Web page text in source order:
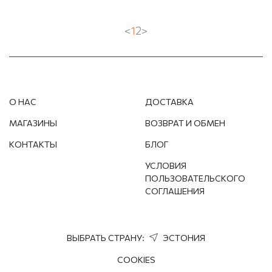
<12>
О НАС
МАГАЗИНЫ
КОНТАКТЫ
ДОСТАВКА
ВОЗВРАТ И ОБМЕН
БЛОГ
УСЛОВИЯ
ПОЛЬЗОВАТЕЛЬСКОГО
СОГЛАШЕНИЯ
ВЫБРАТЬ СТРАНУ: ЭСТОНИЯ
COOKIES